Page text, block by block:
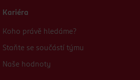
Kariéra
Koho právě hledáme?
Staňte se součástí týmu
Naše hodnoty